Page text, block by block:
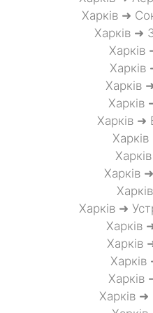
Харків ➜
Харків ➜
Харків
Харків
Харків
Харків
Харків ➜
Харків
Харків ➜
Харків
Харків
Харків
Харків ➜